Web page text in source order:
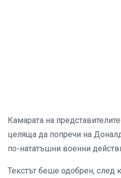
Камарата на
целяща да попречи на
по-нататъшни военни
Текстът беше одобрен, след